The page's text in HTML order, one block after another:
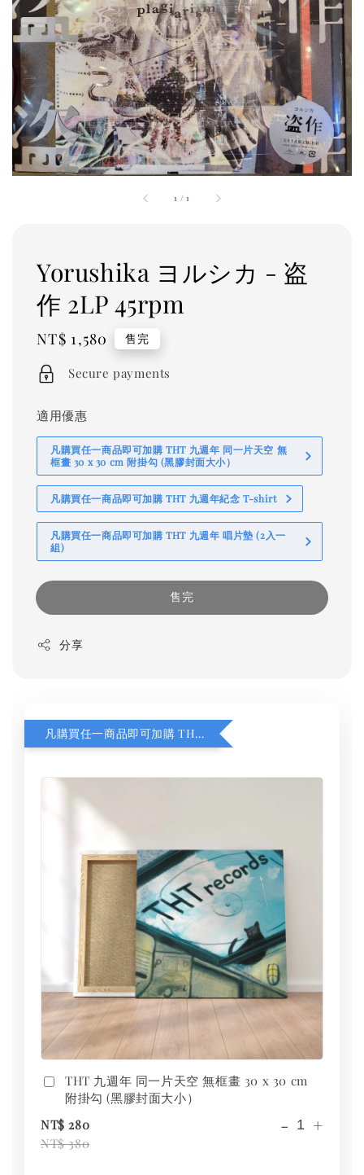
1 /1
Yorushika ヨルシカ - 盗
作 2LP 45rpm
Regular
price
NT$ 1,580 售完
Secure payments
適用優惠
凡購買任一商品即可加購 THT 九週年 同一片天空 無
框畫 30 x 30 cm 附掛勾 (黑膠封面大小）
凡購買任一商品即可加購 THT 九週年紀念 T-shirt
凡購買任一商品即可加購 THT 九週年 唱片墊 (2入一
組)
售完
分享
凡購買任一商品即可加購 THT 九週年 同一片天空 無框畫 30 x 30 cm 附掛勾 (黑膠封面大小）
THT 九週年 同一片天空 無框畫 30 x 30 cm
附掛勾 (黑膠封面大小）
NT$ 280
NT$ 380
- +